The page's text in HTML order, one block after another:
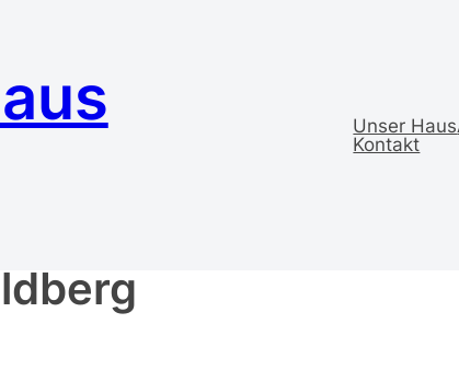
Unser Haus
Kontakt